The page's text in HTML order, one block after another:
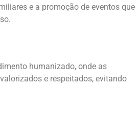
e a promoção de eventos que
humanizado, onde as
e respeitados, evitando